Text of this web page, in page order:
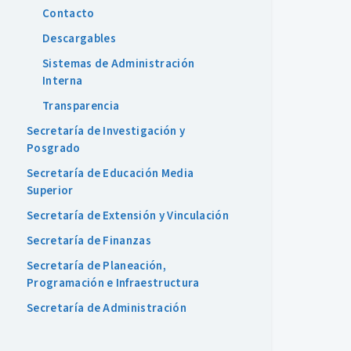
Contacto
Descargables
Sistemas de Administración
Interna
Transparencia
Secretaría de Investigación y
Posgrado
Secretaría de Educación Media
Superior
Secretaría de Extensión y Vinculación
Secretaría de Finanzas
Secretaría de Planeación,
Programación e Infraestructura
Secretaría de Administración